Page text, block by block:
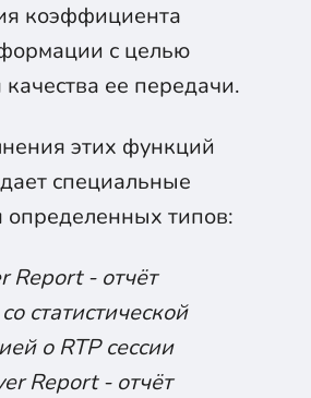
коэффициента
с целью
ее передачи.
этих функций
специальные
определенных типов:
Report - отчёт
статистической
о RTP сессии
Report - отчёт